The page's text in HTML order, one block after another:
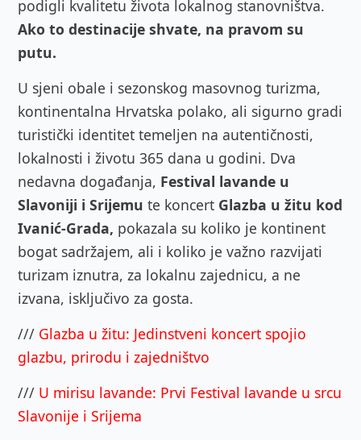
podigli kvalitetu života lokalnog stanovništva.
Ako to destinacije shvate, na pravom su
putu.
U sjeni obale i sezonskog masovnog turizma,
kontinentalna Hrvatska polako, ali sigurno gradi
turistički identitet temeljen na autentičnosti,
lokalnosti i životu 365 dana u godini. Dva
nedavna događanja, Festival lavande u
Slavoniji i Srijemu te koncert Glazba u žitu kod
Ivanić-Grada, pokazala su koliko je kontinent
bogat sadržajem, ali i koliko je važno razvijati
turizam iznutra, za lokalnu zajednicu, a ne
izvana, isključivo za gosta.
/// Glazba u žitu: Jedinstveni koncert spojio
glazbu, prirodu i zajedništvo
/// U mirisu lavande: Prvi Festival lavande u srcu
Slavonije i Srijema